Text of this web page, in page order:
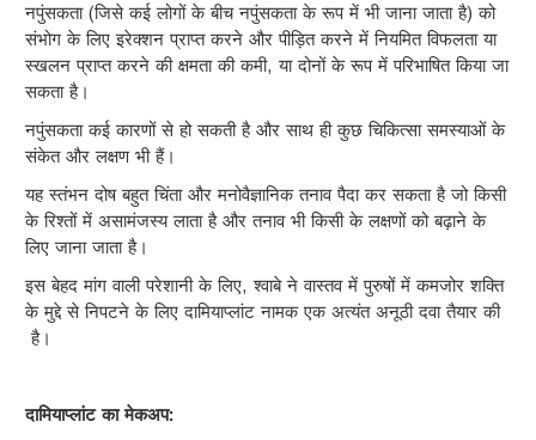
नपुंसकता (जिसे कई लोगों के बीच नपुंसकता के रूप में भी जाना जाता है) को
संभोग के लिए इरेक्शन प्राप्त करने और पीड़ित करने में नियमित विफलता या
स्खलन प्राप्त करने की क्षमता की कमी, या दोनों के रूप में परिभाषित किया जा
सकता है।
नपुंसकता कई कारणों से हो सकती है और साथ ही कुछ चिकित्सा समस्याओं के
संकेत और लक्षण भी हैं।
यह स्तंभन दोष बहुत चिंता और मनोवैज्ञानिक तनाव पैदा कर सकता है जो किसी
के रिश्तों में असामंजस्य लाता है और तनाव भी किसी के लक्षणों को बढ़ाने के
लिए जाना जाता है।
इस बेहद मांग वाली परेशानी के लिए, श्वाबे ने वास्तव में पुरुषों में कमजोर शक्ति
के मुद्दे से निपटने के लिए दामियाप्लांट नामक एक अत्यंत अनूठी दवा तैयार की
है।
दामियाप्लांट का मेकअप: